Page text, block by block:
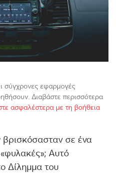
σύγχρονες εφαρμογές
Διαβάστε περισσότερα
ασφαλέστερα με τη βοήθεια
βρισκόσασταν σε ένα
Αυτό
Δίλημμα του